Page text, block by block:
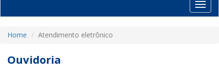
Home Atendimento eletrônico
Ouvidoria